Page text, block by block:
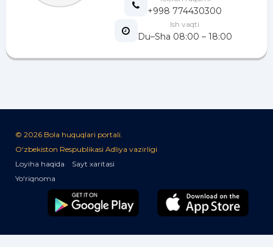
+998 774430300
Ish vaqti
Du–Sha 08:00 – 18:00
© 2026 Bola huquqlari portali.
O‘zbekiston Respublikasi Adliya vazirligi
Loyiha haqida
Sayt xaritasi
Yo‘riqnoma